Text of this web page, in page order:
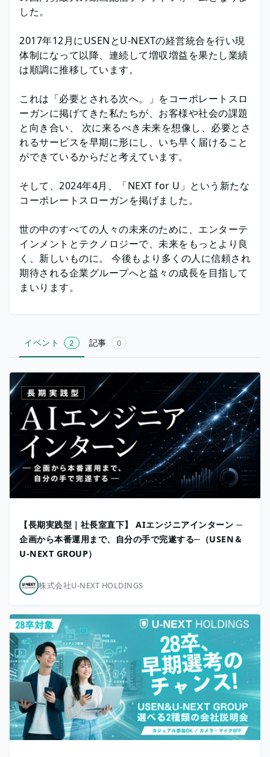
した。
2017年12月にUSENとU-NEXTの経営統合を行い現
体制になって以降、連続して増収増益を果たし業績
は順調に推移しています。
これは「必要とされる次へ。」をコーポレートスロ
ーガンに掲げてきた私たちが、お客様や社会の課題
と向き合い、 次に来るべき未来を想像し、必要とさ
れるサービスを早期に形にし、いち早く届けること
ができているからだと考えています。
そして、2024年4月、「NEXT for U」という新たな
コーポレートスローガンを掲げました。
世の中のすべての人々の未来のために、エンターテ
インメントとテクノロジーで、未来をもっとより良
く、新しいものに。 今後もより多くの人に信頼され
期待される企業グループへと益々の成長を目指して
まいります。
イベント 2 記事 0
【長期実践型｜社長室直下】 AIエンジニアインターン ─
企画から本番運用まで、自分の手で完遂する─（USEN＆
U-NEXT GROUP）
株式会社U-NEXT HOLDINGS